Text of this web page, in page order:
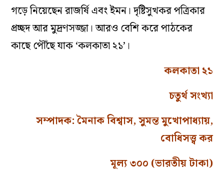
গড়ে নিয়েছেন রাজর্ষি এবং ইমন। দৃষ্টিসুখকর পত্রিকার
প্রচ্ছদ আর মুদ্রণসজ্জা। আরও বেশি করে পাঠকের
কাছে পৌঁছে যাক ‘কলকাতা ২১’।
কলকাতা ২১
চতুর্থ সংখ্যা
সম্পাদক: মৈনাক বিশ্বাস, সুমন্ত মুখোপাধ্যায়,
বোধিসত্ত্ব কর
মূল্য ৩০০ (ভারতীয় টাকা)